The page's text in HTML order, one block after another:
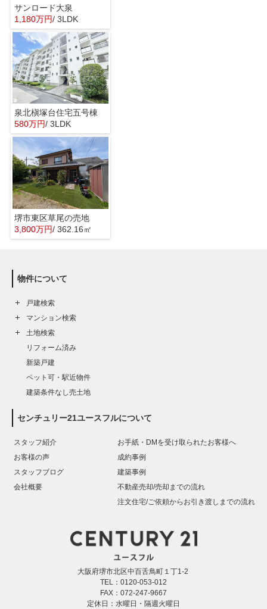
サンロード大泉
1,180万円/ 3LDK
泉北槇塚台住宅五号棟
580万円/ 3LDK
堺市東区草尾の売地
3,800万円/ 362.16㎡
物件について
戸建検索
マンション検索
土地検索
リフォーム済み
新築戸建
ペット可・駅近物件
建築条件なし売土地
センチュリー21ユースフルについて
スタッフ紹介
お客様の声
スタッフブログ
会社概要
お手紙・DMを受け取られたお客様へ
成約事例
建築事例
不動産売却/売却までの流れ
注文住宅/ご依頼からお引き渡しまでの流れ
大阪府堺市北区中百舌鳥町１丁1-2
TEL：0120-053-012
FAX：072-247-9667
定休日：水曜日・隔週火曜日